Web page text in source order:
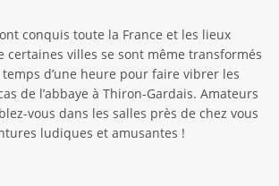
conquis toute la France et les lieux
certaines villes se sont même transformés
d’une heure pour faire vibrer les
de l’abbaye à Thiron-Gardais. Amateurs
vous dans les salles près de chez vous
ludiques et amusantes !